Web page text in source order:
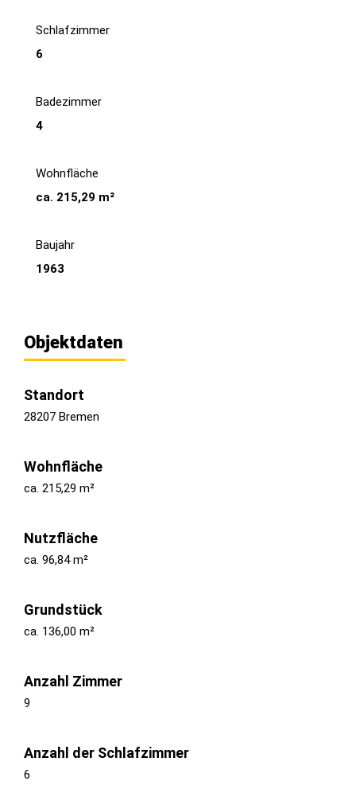
Schlafzimmer
6
Badezimmer
4
Wohnfläche
ca. 215,29 m²
Baujahr
1963
Objektdaten
Standort
28207 Bremen
Wohnfläche
ca. 215,29 m²
Nutzfläche
ca. 96,84 m²
Grundstück
ca. 136,00 m²
Anzahl Zimmer
9
Anzahl der Schlafzimmer
6